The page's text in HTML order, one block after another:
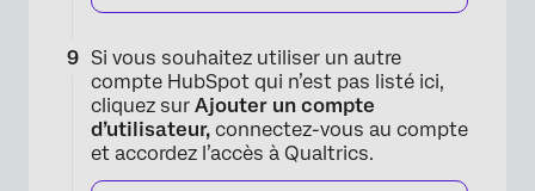
Si vous souhaitez utiliser un autre
compte HubSpot qui n’est pas listé ici,
cliquez sur Ajouter un compte
d’utilisateur, connectez-vous au compte
et accordez l’accès à Qualtrics.